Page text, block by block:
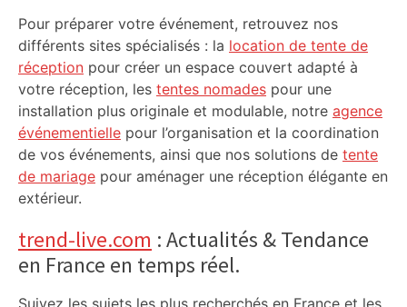
Pour préparer votre événement, retrouvez nos
différents sites spécialisés : la location de tente de
réception pour créer un espace couvert adapté à
votre réception, les tentes nomades pour une
installation plus originale et modulable, notre agence
événementielle pour l’organisation et la coordination
de vos événements, ainsi que nos solutions de tente
de mariage pour aménager une réception élégante en
extérieur.
trend-live.com : Actualités & Tendance
en France en temps réel.
Suivez les sujets les plus recherchés en France et les